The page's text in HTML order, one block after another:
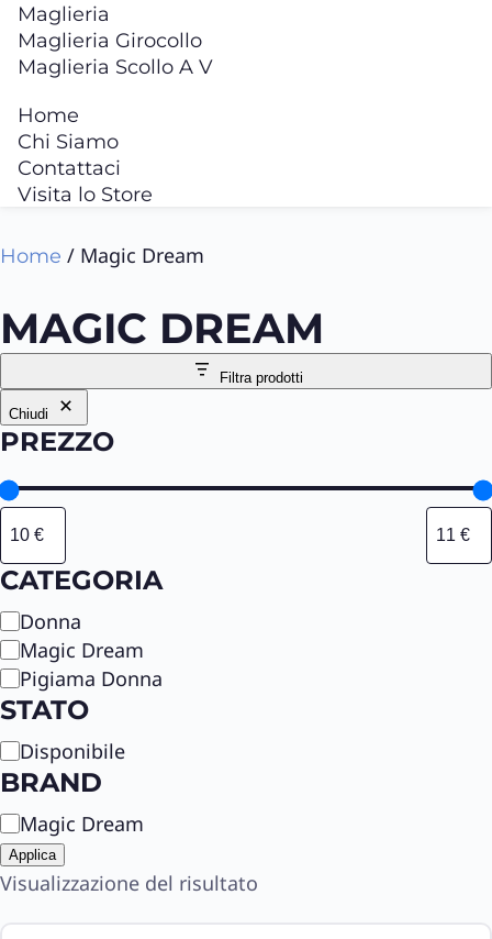
Maglieria
Maglieria Girocollo
Maglieria Scollo A V
Home
Chi Siamo
Contattaci
Visita lo Store
Home / Magic Dream
MAGIC DREAM
Filtra prodotti
Chiudi
PREZZO
CATEGORIA
C
a
t
e
g
o
r
a
Donna
Magic Dream
Pigiama Donna
STATO
S
t
t
o
Disponibile
BRAND
B
r
a
Magic Dream
Applica
Visualizzazione del risultato